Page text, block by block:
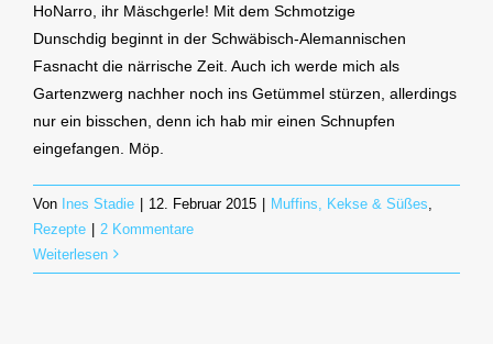
Kontakt
HoNarro, ihr Mäschgerle! Mit dem Schmotzige
Dunschdig beginnt in der Schwäbisch-Alemannischen
Fasnacht die närrische Zeit. Auch ich werde mich als
Gartenzwerg nachher noch ins Getümmel stürzen, allerdings
nur ein bisschen, denn ich hab mir einen Schnupfen
eingefangen. Möp.
Von Ines Stadie | 12. Februar 2015 | Muffins, Kekse & Süßes
Rezepte | 2 Kommentare
Weiterlesen